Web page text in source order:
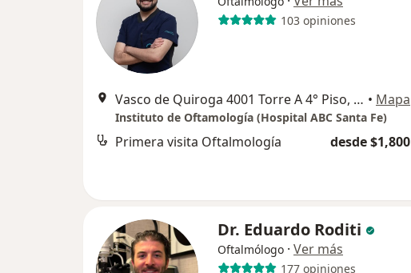
103 opiniones
Vasco de Quiroga 4001 Torre A 4° Piso, Cuajimalpa de Morelos • Mapa
Instituto de Oftamología (Hospital ABC Santa Fe)
Primera visita Oftalmología desde $1,800
Dr. Eduardo Roditi
Oftalmólogo · Ver más
177 opiniones